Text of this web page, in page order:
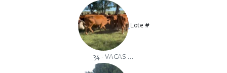
Lote #
34 - VACAS ...